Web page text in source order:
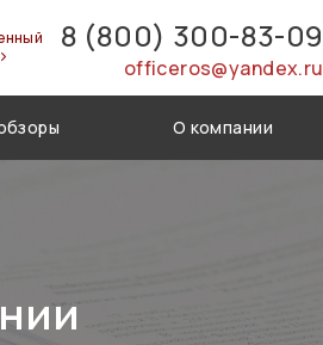
8 (800) 300-83-09
officeros@yandex.ru
О компании